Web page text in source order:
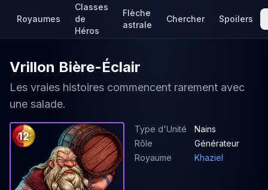
Royaumes
Classes
de
Héros
Flèche
astrale
Chercher Spoilers
Vrillon Bière-Éclair
Les vraies histoires commencent rarement avec
une salade.
12
Type d'Unité
Nains
Rôle
Générateur
Royaume
Khaziel